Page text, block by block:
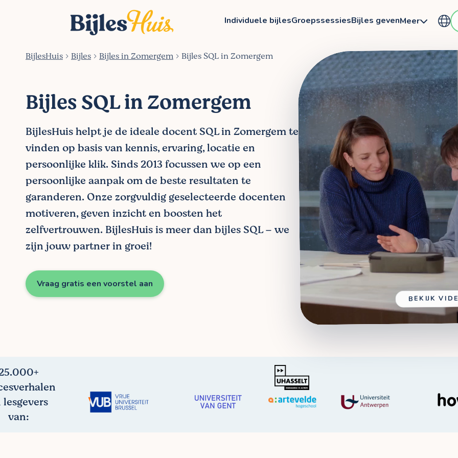
Individuele bijlesGroepssessiesBijles gevenMeer
BijlesHuis Bijles Bijles in Zomergem Bijles SQL in Zomergem
Bijles SQL in Zomergem
BijlesHuis helpt je de ideale docent SQL in Zomergem te
vinden op basis van kennis, ervaring, locatie en
persoonlijke klik. Sinds 2013 focussen we op een
persoonlijke aanpak om de beste resultaten te
garanderen. Onze zorgvuldig geselecteerde docenten
motiveren, geven inzicht en boosten het
zelfvertrouwen. BijlesHuis is meer dan bijles SQL – we
zijn jouw partner in groei!
Vraag gratis een voorstel aan
BEKIJK
lesgevers
van: